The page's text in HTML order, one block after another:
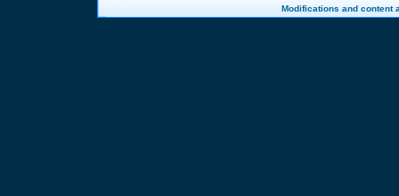
Modifications and content